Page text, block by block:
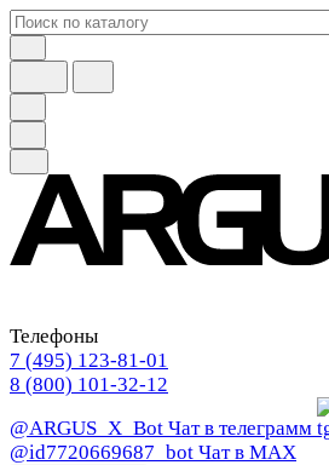
Телефоны
7 (495) 123-81-01
8 (800) 101-32-12
@ARGUS_X_Bot Чат в телеграмм
@id7720669687_bot Чат в МАХ